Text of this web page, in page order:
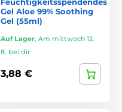
Gel Aloe 99% Soothing
Gel (55ml)
Auf Lager, Am mittwoch 12.
8. bei dir
3,88 €